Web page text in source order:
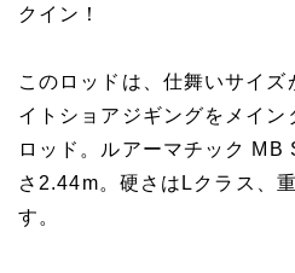
クイン！
このロッドは、仕舞いサイ
イトショアジギングをメイン
ロッド。ルアーマチック MB
さ2.44m。硬さはLクラス、
す。